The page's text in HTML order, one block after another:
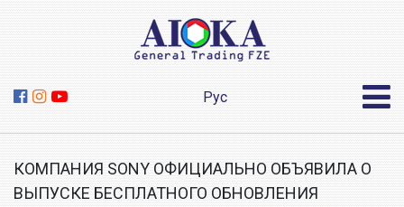
Рус
КОМПАНИЯ SONY ОФИЦИАЛЬНО ОБЪЯВИЛА О
ВЫПУСКЕ БЕСПЛАТНОГО ОБНОВЛЕНИЯ